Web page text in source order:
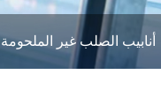
أنابيب الصلب غير الملحومة